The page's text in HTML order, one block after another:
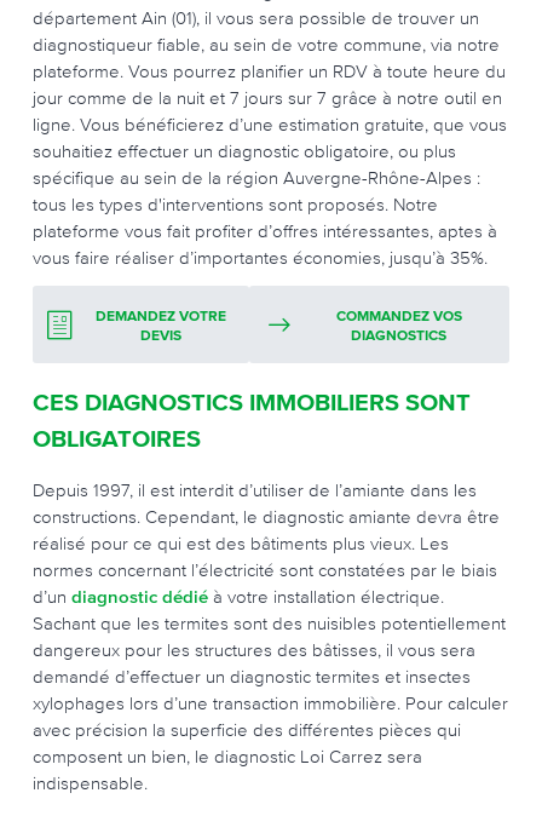
département Ain (01), il vous sera possible de trouver un
diagnostiqueur fiable, au sein de votre commune, via notre
plateforme. Vous pourrez planifier un RDV à toute heure du
jour comme de la nuit et 7 jours sur 7 grâce à notre outil en
ligne. Vous bénéficierez d’une estimation gratuite, que vous
souhaitiez effectuer un diagnostic obligatoire, ou plus
spécifique au sein de la région Auvergne-Rhône-Alpes :
tous les types d'interventions sont proposés. Notre
plateforme vous fait profiter d’offres intéressantes, aptes à
vous faire réaliser d’importantes économies, jusqu’à 35%.
DEMANDEZ VOTRE
DEVIS
COMMANDEZ VOS
DIAGNOSTICS
CES DIAGNOSTICS IMMOBILIERS SONT
OBLIGATOIRES
Depuis 1997, il est interdit d’utiliser de l’amiante dans les
constructions. Cependant, le diagnostic amiante devra être
réalisé pour ce qui est des bâtiments plus vieux. Les
normes concernant l’électricité sont constatées par le biais
d’un diagnostic dédié à votre installation électrique.
Sachant que les termites sont des nuisibles potentiellement
dangereux pour les structures des bâtisses, il vous sera
demandé d’effectuer un diagnostic termites et insectes
xylophages lors d’une transaction immobilière. Pour calculer
avec précision la superficie des différentes pièces qui
composent un bien, le diagnostic Loi Carrez sera
indispensable.